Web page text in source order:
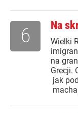
Na
Wielki
na
Grecji.
jak
6